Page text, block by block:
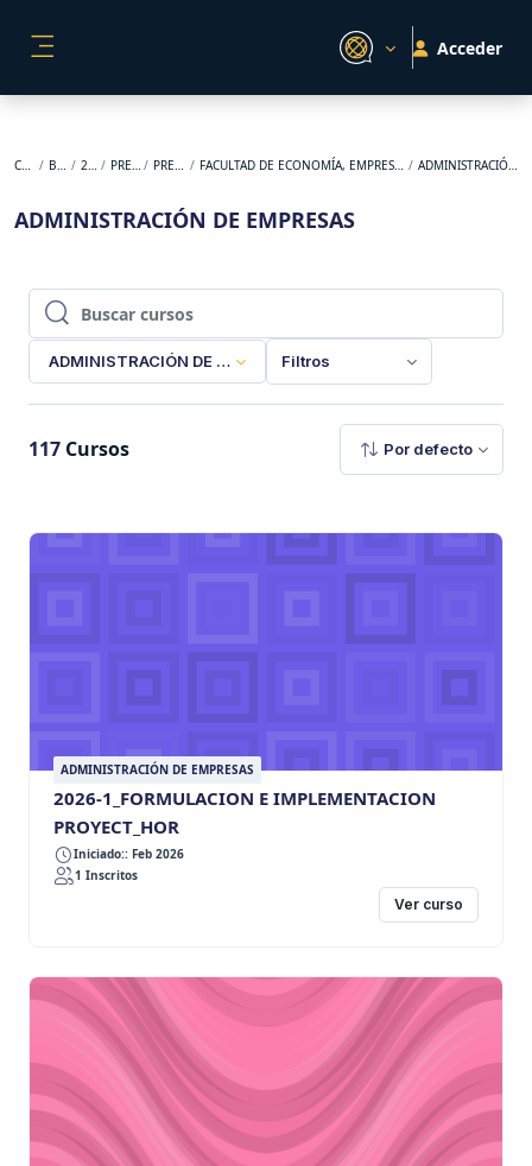
Acceder
Cursos BACKUP 2026-1 PREGRADO PRESENCIAL FACULTAD DE ECONOMÍA, EMPRESA Y DESARROLLO SOSTENIBLE ADMINISTRACIÓN DE EMPRESAS
ADMINISTRACIÓN DE EMPRESAS
Buscar cursos
Buscar cursos
ADMINISTRACIÓN DE EMPRESASFiltros
117 Cursos Por defecto
ADMINISTRACIÓN DE EMPRESAS
2026-1_FORMULACION E IMPLEMENTACION
PROYECT_HOR
Iniciado:: Feb 2026
1 Inscritos
Ver curso